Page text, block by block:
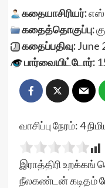
கதையாசிரியர்:
கதைத்தொகுப்பு:
கதைப்பதிவு:June
பார்வையிட்டோர்:
வாசிப்பு நேரம்:4
இராத்திரி
நீலகண்டன் கடிதம்